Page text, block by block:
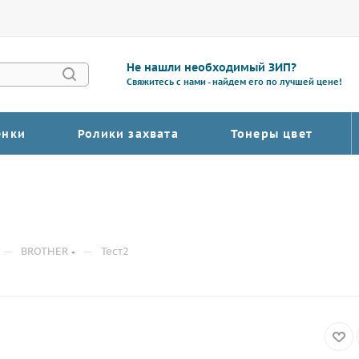
Не нашли необходимый ЗИП?
Свяжитесь с нами - найдем его по лучшей цене!
Ролики захвата Тонеры цвет
— BROTHER — Тест2